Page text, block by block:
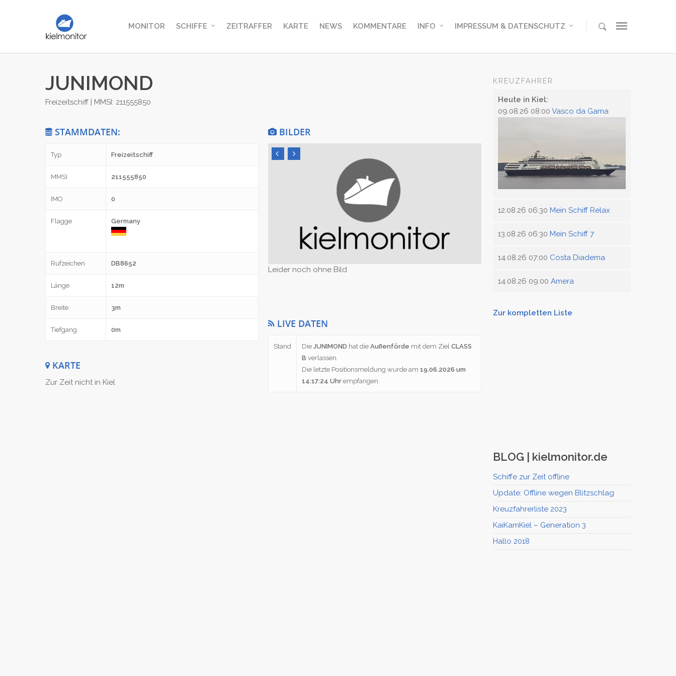
MONITOR SCHIFFE ZEITRAFFER KARTE NEWS KOMMENTARE INFO IMPRESSUM & DATENSCHUTZ
JUNIMOND
Freizeitschiff | MMSI: 211555850
STAMMDATEN:
Typ Freizeitschiff
MMSI 211555850
IMO 0
Flagge Germany
Rufzeichen DB8652
Länge 12m
Breite 3m
Tiefgang 0m
KARTE
Zur Zeit nicht in Kiel
BILDER
Leider noch ohne Bild
LIVE DATEN
Stand Die JUNIMOND hat die Außenförde mit dem Ziel CLASS
B verlassen.
Die letzte Positionsmeldung wurde am 19.06.2026 um
14:17:24 Uhr empfangen.
KREUZFAHRER
Heute in Kiel:
09.08.26 08:00Vasco da Gama
12.08.26 06:30 Mein Schiff Relax
13.08.26 06:30 Mein Schiff 7
14.08.26 07:00 Costa Diadema
14.08.26 09:00Amera
Zur kompletten Liste
BLOG | kielmonitor.de
Schiffe zur Zeit offline
Update: Offline wegen Blitzschlag
Kreuzfahrerliste 2023
KaiKamKiel – Generation 3
Hallo 2018